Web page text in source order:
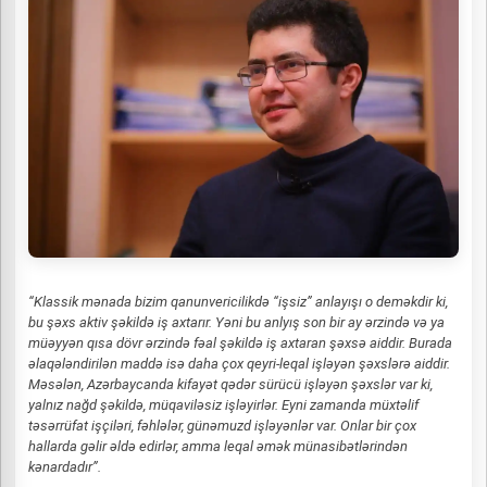
“Klassik mənada bizim qanunvericilikdə “işsiz” anlayışı o deməkdir ki,
bu şəxs aktiv şəkildə iş axtarır. Yəni bu anlyış son bir ay ərzində və ya
müəyyən qısa dövr ərzində fəal şəkildə iş axtaran şəxsə aiddir. Burada
əlaqələndirilən maddə isə daha çox qeyri-leqal işləyən şəxslərə aiddir.
Məsələn, Azərbaycanda kifayət qədər sürücü işləyən şəxslər var ki,
yalnız nağd şəkildə, müqaviləsiz işləyirlər. Eyni zamanda müxtəlif
təsərrüfat işçiləri, fəhlələr, günəmuzd işləyənlər var. Onlar bir çox
hallarda gəlir əldə edirlər, amma leqal əmək münasibətlərindən
kənardadır”.